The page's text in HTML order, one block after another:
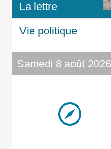
La lettre
Vie politique
Samedi 8 août 2026